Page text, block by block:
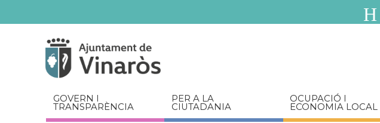
relacionats
GOVERN I
TRANSPARÈNCIA
PER A LA
CIUTADANIA
OCUPACIÓ I
ECONOMIA LOCAL